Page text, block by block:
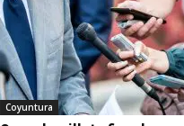
Coyuntura